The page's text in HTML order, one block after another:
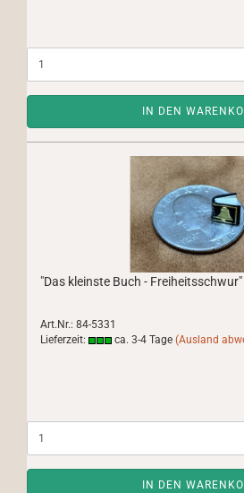
IN DEN
"Das kleinste Buch -
Art.Nr.: 84-5331
Lieferzeit:
ca. 3-4 Tage (Ausland
IN DEN